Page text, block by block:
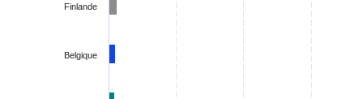
Finlande
Belgique